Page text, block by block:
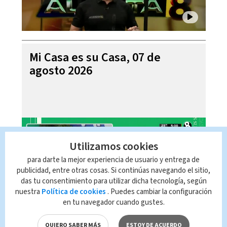
Mi Casa es su Casa, 07 de
agosto 2026
Telediario En Directo con Paula
Utilizamos cookies
para darte la mejor experiencia de usuario y entrega de
publicidad, entre otras cosas. Si continúas navegando el sitio,
das tu consentimiento para utilizar dicha tecnología, según
nuestra Política de cookies . Puedes cambiar la configuración
en tu navegador cuando gustes.
QUIERO SABER MÁS ESTOY DE ACUERDO